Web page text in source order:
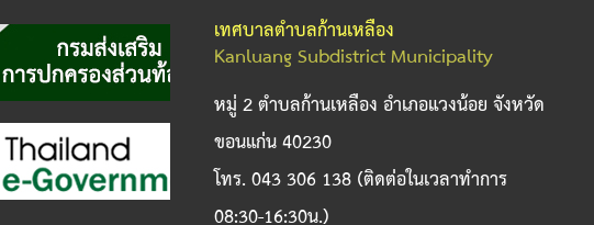
เทศบาลตำบลก้านเหลือง
Kanluang Subdistrict Municipality
หมู่ 2 ตำบลก้านเหลือง อำเภอแวงน้อย จังหวัด
ขอนแก่น 40230
โทร. 043 306 138 (ติดต่อในเวลาทำการ